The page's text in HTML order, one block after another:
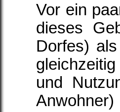
Vor ein
dieses
Dorfes)
und